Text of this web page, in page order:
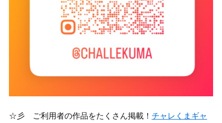
☆彡 ご利用者の作品をたくさん掲載！ チャレくまギャ